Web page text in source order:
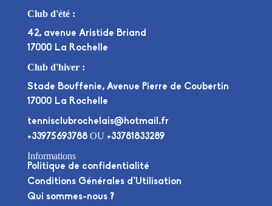
Club d'été :
42, avenue Aristide Briand
17000 La Rochelle
Club d'hiver :
Stade Bouffenie, Avenue Pierre de Coubertin
17000 La Rochelle
tennisclubrochelais@hotmail.fr
+33975693788OU +33781833289
Informations
Politique de confidentialité
Conditions Générales d’Utilisation
Qui sommes-nous ?